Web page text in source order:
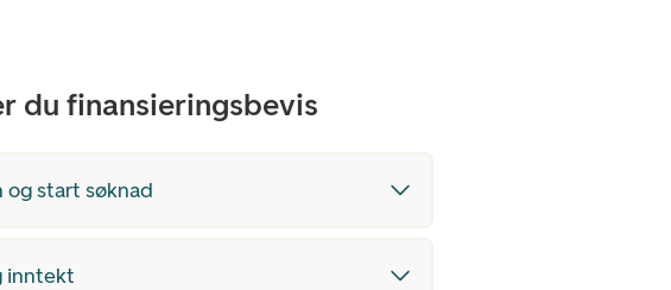
du finansieringsbevis
og start søknad
inntekt